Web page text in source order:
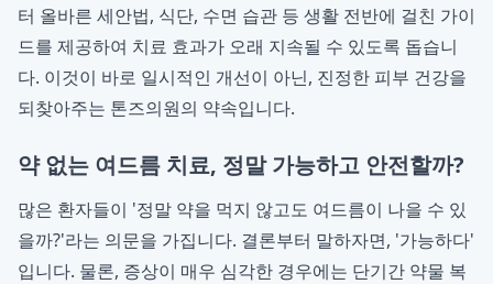
터 올바른 세안법, 식단, 수면 습관 등 생활 전반에 걸친 가이
드를 제공하여 치료 효과가 오래 지속될 수 있도록 돕습니
다. 이것이 바로 일시적인 개선이 아닌, 진정한 피부 건강을
되찾아주는 톤즈의원의 약속입니다.
약 없는 여드름 치료, 정말 가능하고 안전할까?
많은 환자들이 '정말 약을 먹지 않고도 여드름이 나을 수 있
을까?'라는 의문을 가집니다. 결론부터 말하자면, '가능하다'
입니다. 물론, 증상이 매우 심각한 경우에는 단기간 약물 복